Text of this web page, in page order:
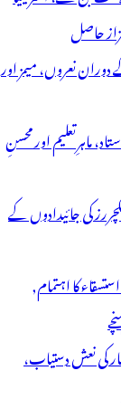
حاصل
نعروں، میمز اور
ماہرِتعلیم اور محسنِ
کی جائیدادوں کے
کا اہتمام,
راجکمار کی نعش دستیاب،